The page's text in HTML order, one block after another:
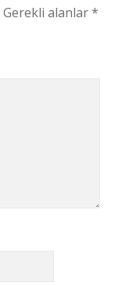
Gerekli alanlar*